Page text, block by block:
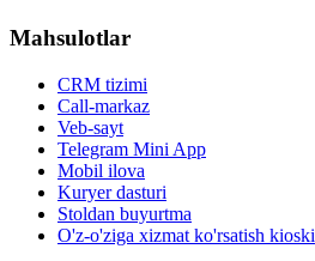
Mahsulotlar
CRM tizimi
Call-markaz
Veb-sayt
Telegram Mini App
Mobil ilova
Kuryer dasturi
Stoldan buyurtma
O'z-o'ziga xizmat ko'rsatish kioski